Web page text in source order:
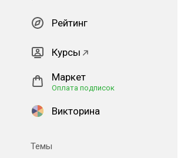
Рейтинг
Курсы
Маркет
Оплата подписок
Викторина
Темы